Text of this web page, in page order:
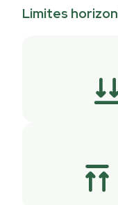
Limites